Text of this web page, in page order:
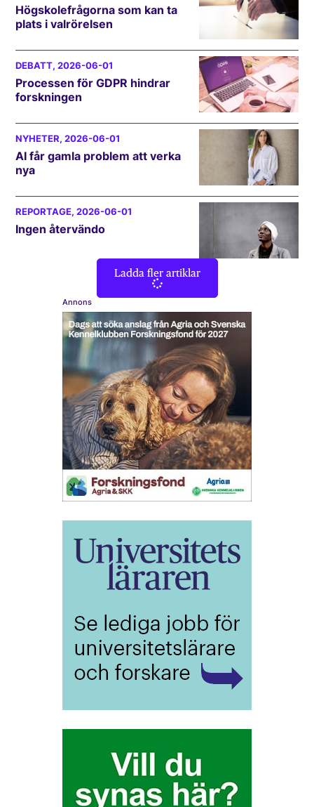
Högskolefrågorna som kan ta
plats i valrörelsen
DEBATT, 2026-06-01
Processen för GDPR hindrar
forskningen
NYHETER, 2026-06-01
AI får gamla problem att verka
nya
REPORTAGE, 2026-06-01
Ingen återvändo
Ladda fler artiklar
Annons